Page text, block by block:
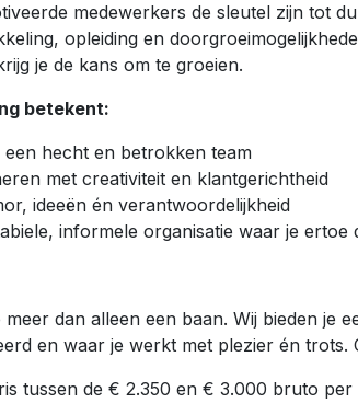
medewerkers de sleutel zijn tot
opleiding en
je de kans om te groeien.
betekent:
hecht en betrokken team
met creativiteit en klantgerichtheid
ideeën én verantwoordelijkheid
informele organisatie waar je ertoe
meer dan alleen een baan. Wij bieden je
en waar je werkt met plezier én trots.
tussen de € 2.350 en € 3.000 bruto